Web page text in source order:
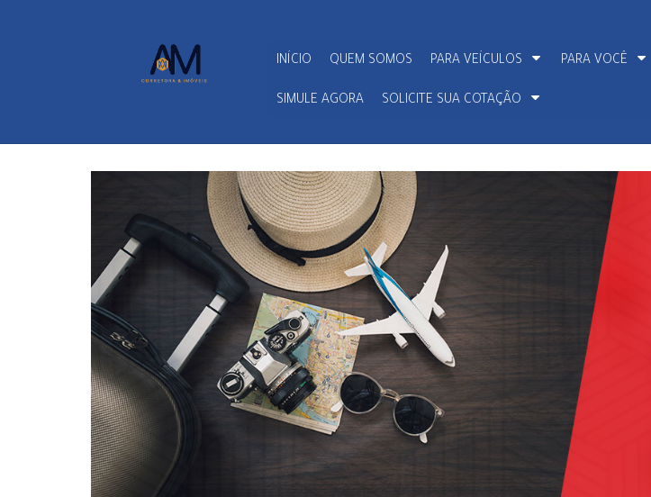
INÍCIO QUEM SOMOS PARA VEÍCULOS PARA VOCÊ
SIMULE AGORA SOLICITE SUA COTAÇÃO